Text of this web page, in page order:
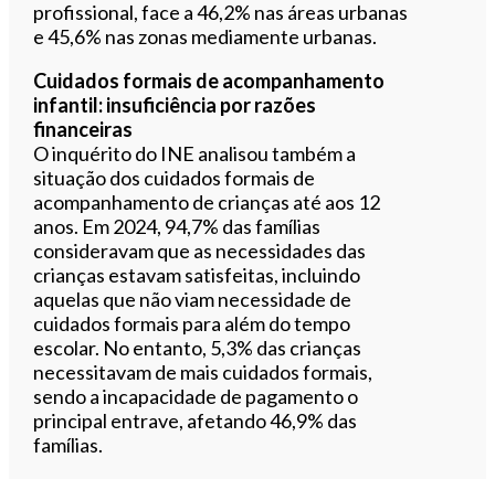
profissional, face a 46,2% nas áreas urbanas
e 45,6% nas zonas mediamente urbanas.
Cuidados formais de acompanhamento
infantil: insuficiência por razões
financeiras
O inquérito do INE analisou também a
situação dos cuidados formais de
acompanhamento de crianças até aos 12
anos. Em 2024, 94,7% das famílias
consideravam que as necessidades das
crianças estavam satisfeitas, incluindo
aquelas que não viam necessidade de
cuidados formais para além do tempo
escolar. No entanto, 5,3% das crianças
necessitavam de mais cuidados formais,
sendo a incapacidade de pagamento o
principal entrave, afetando 46,9% das
famílias.